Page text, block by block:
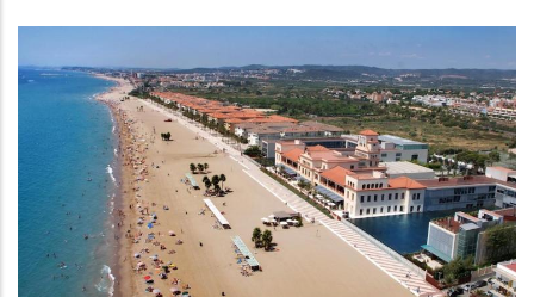
LÍNIA DE PRÉSTECS BONIFICATS
PER RENOVAR ESTABLIMENTS
TURÍSTICS - ICF TURISME
P. econòmica